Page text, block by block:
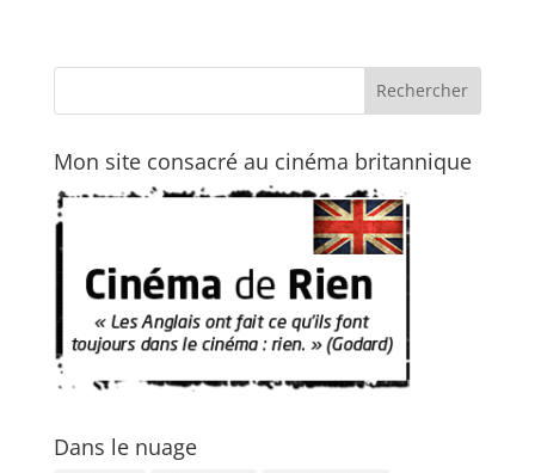
Mon site consacré au cinéma britannique
Dans le nuage